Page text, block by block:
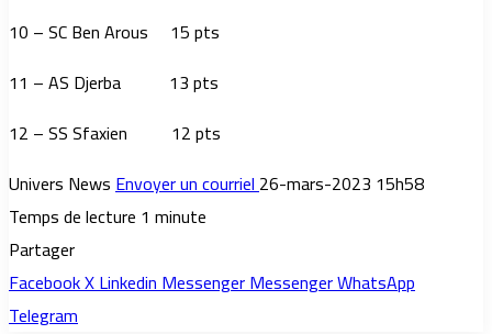
10 – SC Ben Arous 15 pts
11 – AS Djerba 13 pts
12 – SS Sfaxien 12 pts
Univers NewsEnvoyer un courriel26-mars-2023 15h58
Temps de lecture 1 minute
Partager
FacebookXLinkedinMessengerMessengerWhatsApp
Telegram